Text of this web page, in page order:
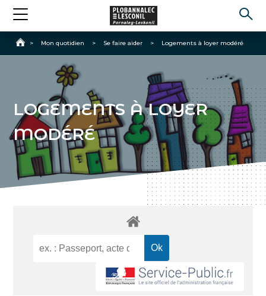
Accueil
> Mon quotidien > Se faire aider > Logements à loyer modéré
LOGEMENTS À LOYER
MODÉRÉ